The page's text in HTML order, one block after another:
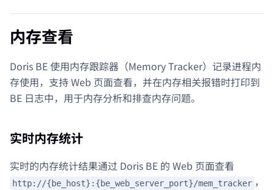
内存查看
Doris BE 使用内存跟踪器（Memory Tracker）记录进程内
存使用，支持 Web 页面查看，并在内存相关报错时打印到
BE 日志中，用于内存分析和排查内存问题。
实时内存统计
实时的内存统计结果通过 Doris BE 的 Web 页面查看
http://{be_host}:{be_web_server_port}/mem_tracker ，